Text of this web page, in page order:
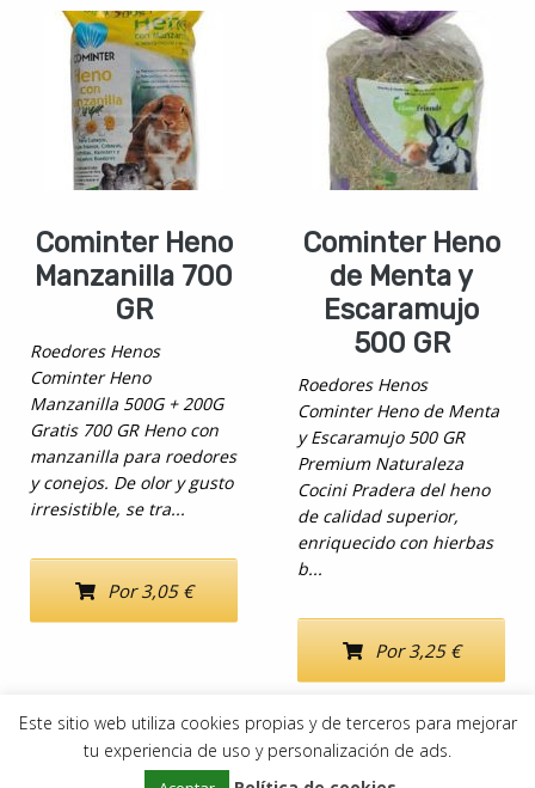
Cominter Heno
Manzanilla 700
GR
Roedores Henos
Cominter Heno
Manzanilla 500G + 200G
Gratis 700 GR Heno con
manzanilla para roedores
y conejos. De olor y gusto
irresistible, se tra...
Por 3,05 €
Cominter Heno
de Menta y
Escaramujo
500 GR
Roedores Henos
Cominter Heno de Menta
y Escaramujo 500 GR
Premium Naturaleza
Cocini Pradera del heno
de calidad superior,
enriquecido con hierbas
b...
Por 3,25 €
Copyright © 2019–2026DeDegús
Este sitio web utiliza cookies propias y de terceros para mejorar
tu experiencia de uso y personalización de ads.